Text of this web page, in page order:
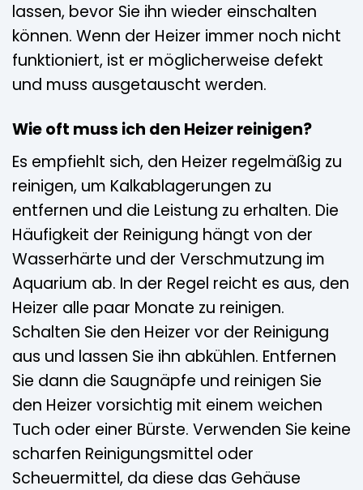
lassen, bevor Sie ihn wieder einschalten
können. Wenn der Heizer immer noch nicht
funktioniert, ist er möglicherweise defekt
und muss ausgetauscht werden.
Wie oft muss ich den Heizer reinigen?
Es empfiehlt sich, den Heizer regelmäßig zu
reinigen, um Kalkablagerungen zu
entfernen und die Leistung zu erhalten. Die
Häufigkeit der Reinigung hängt von der
Wasserhärte und der Verschmutzung im
Aquarium ab. In der Regel reicht es aus, den
Heizer alle paar Monate zu reinigen.
Schalten Sie den Heizer vor der Reinigung
aus und lassen Sie ihn abkühlen. Entfernen
Sie dann die Saugnäpfe und reinigen Sie
den Heizer vorsichtig mit einem weichen
Tuch oder einer Bürste. Verwenden Sie keine
scharfen Reinigungsmittel oder
Scheuermittel, da diese das Gehäuse